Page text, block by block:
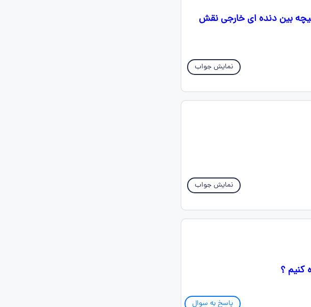
بین دنده ای خارجی نقش
نمایش جواب
نمایش جواب
کنیم ؟
پاسخ به سوال